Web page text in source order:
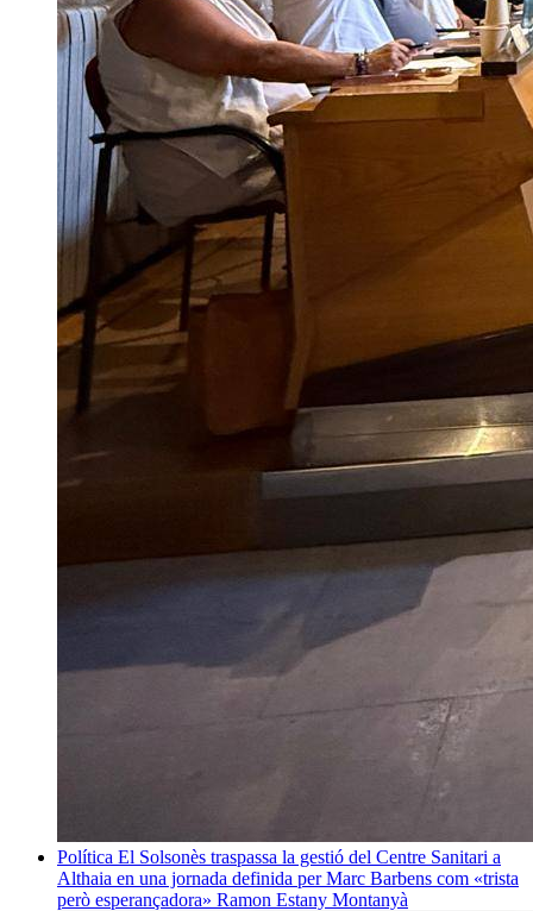
Política El Solsonès traspassa la gestió del Centre Sanitari a
Althaia en una jornada definida per Marc Barbens com «trista
però esperançadora» Ramon Estany Montanyà